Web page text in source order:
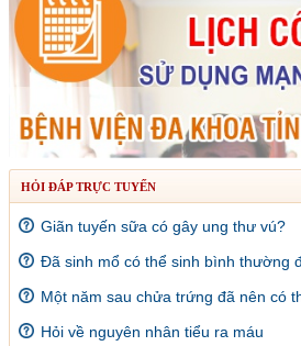
HỎI ĐÁP TRỰC TUYẾN
Giãn tuyến sữa có gây ung thư vú?
Đã sinh mổ có thể sinh bình thường
Một năm sau chửa trứng đã nên có
Hỏi về nguyên nhân tiểu ra máu